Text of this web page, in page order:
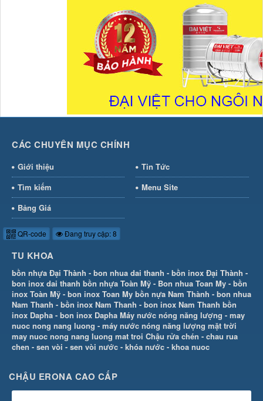
CÁC CHUYÊN MỤC CHÍNH
Giới thiệu
Tin Tức
Tìm kiếm
Menu Site
Bảng Giá
QR-code Đang truy cập: 8
TU KHOA
bồn nhựa Đại Thành - bon nhua dai thanh - bồn inox Đại Thành -
bon inox dai thanh bồn nhựa Toàn Mỹ - Bon nhua Toan My - bồn
inox Toàn Mỹ - bon inox Toan My bồn nựa Nam Thành - bon nhua
Nam Thanh - bồn inox Nam Thanh - bon inox Nam Thanh bồn
inox Dapha - bon inox Dapha Máy nước nóng năng lượng - may
nuoc nong nang luong - máy nước nóng năng lượng mặt trời
may nuoc nong nang luong mat troi Chậu rửa chén - chau rua
chen - sen vòi - sen vòi nước - khóa nước - khoa nuoc
CHẬU ERONA CAO CẤP